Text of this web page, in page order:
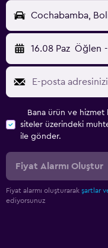
Cochabamba,
16.08 Paz Öğlen -
Bana ürün ve hizmet
siteler üzerindeki
ile gönder.
Fiyat Alarmı Oluştur
Fiyat alarmı oluşturarak şartlar
ediyorsunuz